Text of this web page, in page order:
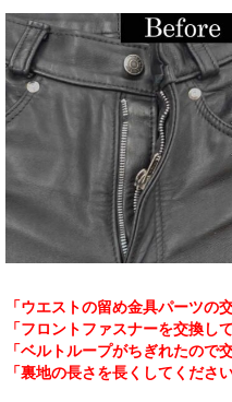
「ウエストの留め金具パーツの
「フロントファスナーを交換し
「ベルトループがちぎれたので
「裏地の長さを長くしてください